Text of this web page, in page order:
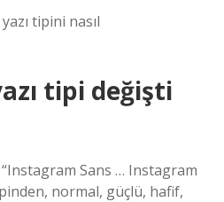
tipini nasıl
tipi değişti
Sans … Instagram
normal, güçlü, hafif,